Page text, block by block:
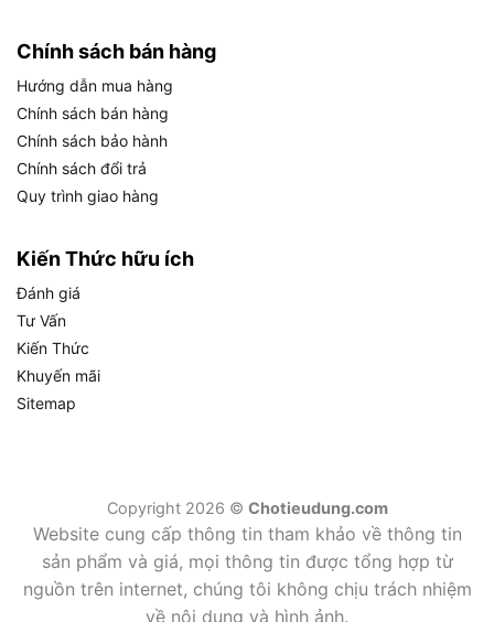
để chế tác nội thất, làm khung nhà, hay gia
công ván ép.
Gia công vật liệu tương tự: Ngoài gỗ, Bosch
GKS 190 còn có thể xử lý các vật liệu như MDF,
màng và sắc nét.
Sửa chữa và chế tạo tại nhà: Với cách sử dụng
như làm kệ sách, bàn ghế, hoặc sửa chữa đồ
nội thất.
Đối tượng sử dụng phù hợp:
trợ đắc lực nhờ hiệu suất mạnh mẽ và độ bền
cao.
Người dùng DIY: Các cá nhân yêu thích tự tay
làm đồ nội thất hoặc sửa chữa nhà cửa sẽ đánh
Chính sách bán hàng
Hướng dẫn mua hàng
Chính sách bán hàng
Chính sách bảo hành
Chính sách đổi trả
Quy trình giao hàng
Kiến Thức hữu ích
Đánh giá
Tư Vấn
Kiến Thức
Khuyến mãi
Sitemap
Copyright 2026 © Chotieudung.com
Website cung cấp thông tin tham khảo về thông tin
sản phẩm và giá, mọi thông tin được tổng hợp từ
nguồn trên internet, chúng tôi không chịu trách nhiệm
về nội dung và hình ảnh.